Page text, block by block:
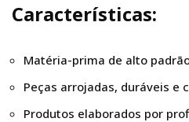
Características:
Matéria-prima de alto
Peças arrojadas, duráveis e
Produtos elaborados por